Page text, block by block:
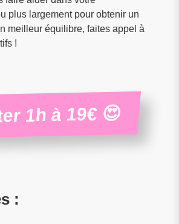
plus largement pour obtenir un
meilleur équilibre, faites appel à
!
1h à 19€ 😍
: